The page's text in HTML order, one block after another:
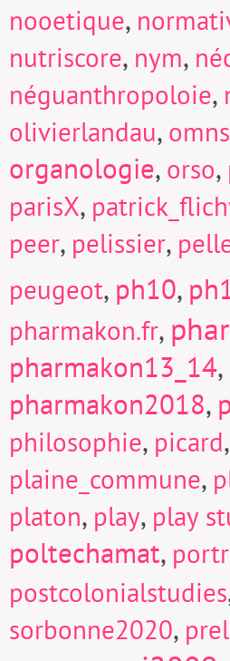
nooetique,
nutriscore, nym,
néguanthropoloie,
olivierlandau,
organologie, orso,
parisX,
peer, pelissier,
peugeot, ph10,
pharmakon.fr,
pharmakon13_14,
pharmakon2018,
philosophie, picard,
plaine_commune,
platon, play, play
poltechamat,
postcolonialstudies
sorbonne2020,